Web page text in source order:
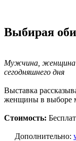
Выбирая
Мужчина, женщина
сегодняшнего дня
Выставка
женщины в выборе
Стоимость:
Дополнительно: